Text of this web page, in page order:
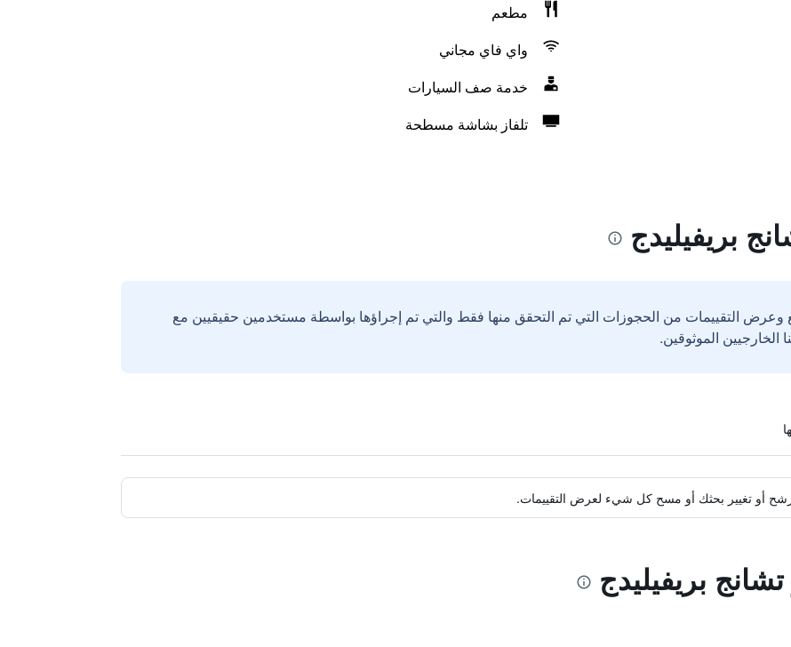
مطعم
واي فاي مجاني
خدمة صف السيارات
تلفاز بشاشة مسطحة
بريفيليدج
وعرض التقييمات من الحجوزات التي تم التحقق منها فقط والتي تم إجراؤها بواسطة مستخدمين حقيقيين مع
أو تغيير بحثك أو مسح كل شيء لعرض التقييمات.
بريفيليدج